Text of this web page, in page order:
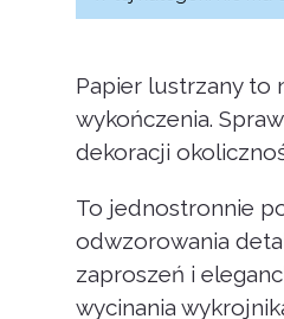
Papier lustrzany to
wykończenia.
dekoracji
To jednostronnie
odwzorowania
zaproszeń i
wycinania